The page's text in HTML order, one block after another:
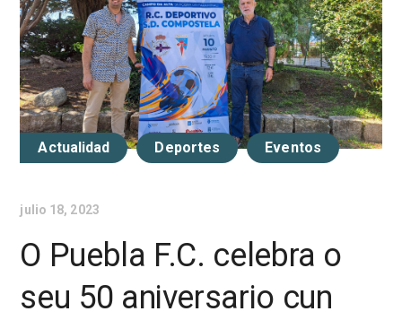
Actualidad Deportes Eventos
julio 18, 2023
O Puebla F.C. celebra o
seu 50 aniversario cun